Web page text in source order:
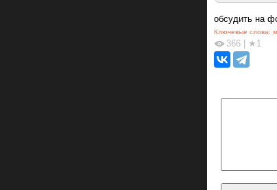
обсудить на
Ключевые слова:
366
★1